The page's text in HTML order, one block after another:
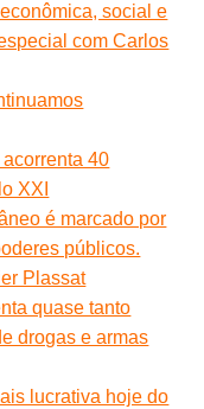
social e
com Carlos
40
XXI
é marcado por
públicos.
Plassat
quase tanto
drogas e armas
lucrativa hoje do